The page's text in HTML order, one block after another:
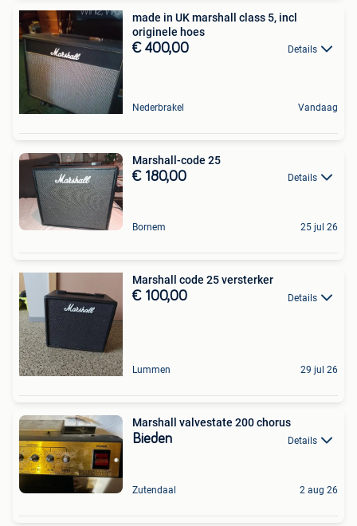
made in UK marshall class 5, incl
originele hoes
€ 400,00 Details
Nederbrakel Vandaag
Marshall-code 25
€ 180,00 Details
Bornem 25 jul 26
Marshall code 25 versterker
€ 100,00 Details
Lummen 29 jul 26
Marshall valvestate 200 chorus
Bieden Details
Zutendaal 2 aug 26